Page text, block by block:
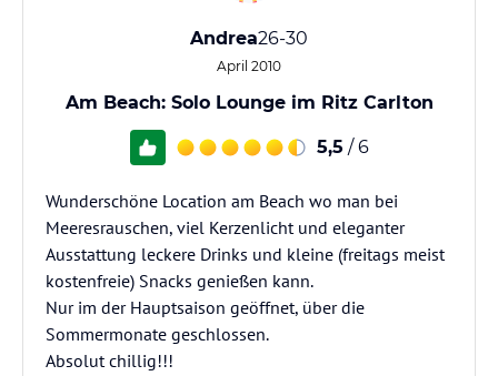
Andrea26-30
April 2010
Am Beach: Solo Lounge im Ritz Carlton
5,5 / 6
Wunderschöne Location am Beach wo man bei
Meeresrauschen, viel Kerzenlicht und eleganter
Ausstattung leckere Drinks und kleine (freitags meist
kostenfreie) Snacks genießen kann.
Nur im der Hauptsaison geöffnet, über die
Sommermonate geschlossen.
Absolut chillig!!!